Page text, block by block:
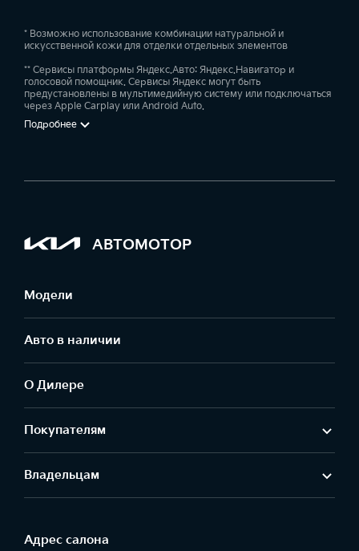
* Возможно использование комбинации натуральной и
искусственной кожи для отделки отдельных элементов
** Сервисы платформы Яндекс.Авто: Яндекс.Навигатор и
голосовой помощник. Сервисы Яндекс могут быть
предустановлены в мультимедийную систему или подключаться
через Apple Carplay или Android Auto.
Подробнее
АВТОМОТОР
Модели
Авто в наличии
О Дилере
Покупателям
Владельцам
Адрес салонa